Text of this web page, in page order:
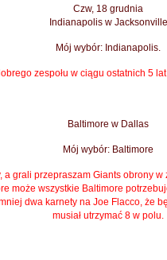
Czw, 18 grudnia
Indianapolis w Jacksonville
Mój wybór: Indianapolis.
zespołu w ciągu ostatnich 5
Baltimore w Dallas
Mój wybór: Baltimore
a grali przepraszam Giants obrony w
może wszystkie Baltimore
dwa karnety na Joe Flacco, że
musiał utrzymać 8 w polu.